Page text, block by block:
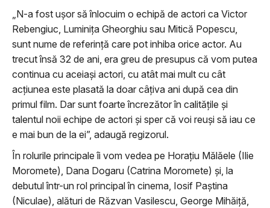
„N-a fost ușor să înlocuim o echipă de actori ca Victor
Rebengiuc, Luminița Gheorghiu sau Mitică Popescu,
sunt nume de referință care pot inhiba orice actor. Au
trecut însă 32 de ani, era greu de presupus că vom putea
continua cu aceiași actori, cu atât mai mult cu cât
acțiunea este plasată la doar câțiva ani după cea din
primul film. Dar sunt foarte încrezător în calitățile și
talentul noii echipe de actori și sper că voi reuși să iau ce
e mai bun de la ei”, adaugă regizorul.
În rolurile principale îi vom vedea pe Horațiu Mălăele (Ilie
Moromete), Dana Dogaru (Catrina Moromete) și, la
debutul într-un rol principal în cinema, Iosif Paștina
(Niculae), alături de Răzvan Vasilescu, George Mihăiță,